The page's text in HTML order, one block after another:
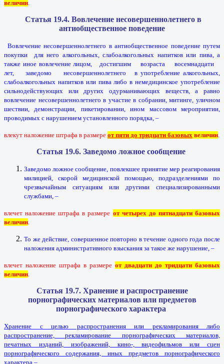
величин
Статья 19.4. Вовлечение несовершеннолетнего в
антиобщественное поведение
Вовлечение несовершеннолетнего в антиобщественное поведение путем
покупки для него алкогольных, слабоалкогольных напитков или пива, а
также иное вовлечение лицом, достигшим возраста восемнадцати
лет, заведомо несовершеннолетнего в употребление алкогольных,
слабоалкогольных напитков или пива либо в немедицинское употребление
сильнодействующих или других одурманивающих веществ, а равно
вовлечение несовершеннолетнего в участие в собрании, митинге, уличном
шествии, демонстрации, пикетировании, ином массовом мероприятии,
проводимых с нарушением установленного порядка, –
влекут наложение штрафа в размере от пяти до тридцати базовых величин
Статья 19.6. Заведомо ложное сообщение
Заведомо ложное сообщение, повлекшее принятие мер реагирования
милицией, скорой медицинской помощью, подразделениями по
чрезвычайным ситуациям или другими специализированными
службами, –
влечет наложение штрафа в размере от четырех до пятнадцати базовых
величин
То же действие, совершенное повторно в течение одного года после
наложения административного взыскания за такое же нарушение, –
влечет наложение штрафа в размере от двадцати до тридцати базовых
величин
Статья 19.7. Хранение и распространение
порнографических материалов или предметов
порнографического характера
Хранение с целью распространения или рекламирования либо
распространение, рекламирование порнографических материалов,
печатных изданий, изображений, кино-, видеофильмов или сцен
порнографического содержания, иных предметов порнографического
характера –